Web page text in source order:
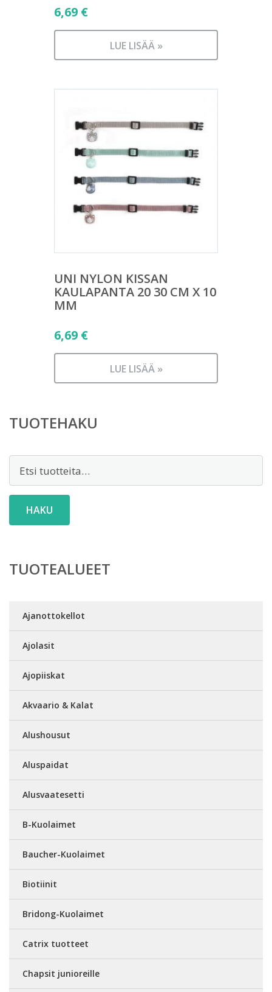
6,69 €
LUE LISÄÄ »
UNI NYLON KISSAN
KAULAPANTA 20 30 CM X 10
MM
6,69 €
LUE LISÄÄ »
TUOTEHAKU
HAKU
TUOTEALUEET
Ajanottokellot
Ajolasit
Ajopiiskat
Akvaario & Kalat
Alushousut
Aluspaidat
Alusvaatesetti
B-Kuolaimet
Baucher-Kuolaimet
Biotiinit
Bridong-Kuolaimet
Catrix tuotteet
Chapsit junioreille